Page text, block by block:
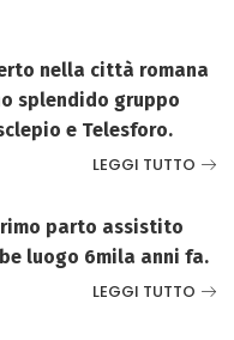
nella città romana
splendido gruppo
e Telesforo.
LEGGI TUTTO
parto assistito
luogo 6mila anni fa.
LEGGI TUTTO